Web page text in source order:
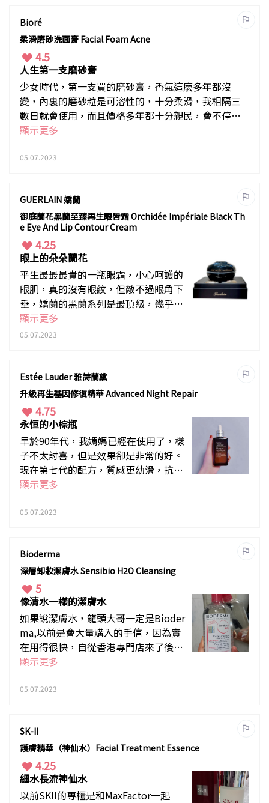
了不少呢！
Bioré
柔滑磨砂洗面膏 Facial Foam Acne
4.5
人生第一支磨砂膏
少女時代，第一支買的磨砂膏，香氣這麽多年都沒
變，內裏的磨砂粒是可溶性的，十分柔滑，我相隔三
數日就會使用，而且價格多年都十分親民，會不停回
購的產品。
顯示更多
05.07.2023
GUERLAIN 嬌蘭
御庭蘭花黑蘭至臻再生眼唇霜 Orchidée Impériale Black Th
e Eye And Lip Contour Cream
4.25
眼上的朵朵蘭花
平生最最最貴的一瓶眼霜，小心呵護的
眼肌，真的沒有眼紋，但敵不過眼角下
垂，嬌蘭的黑蘭系列是最頂級，幾乎可
以說是起死回生必用，質感是濃稠的，
只需點一點點的份量，在眼尾輕輕往上
下了功夫，能為大家帶來放鬆愉悅的效
果，如果不想做醫美，不妨考慮
顯示更多
05.07.2023
Estée Lauder 雅詩蘭黛
升級再生基因修復精華 Advanced Night Repair
4.75
永恒的小棕瓶
早於90年代，我媽媽已經在使用了，樣
子不太討喜，但是效果卻是非常的好。
現在第七代的配方，質感更幼滑，抗衰
老成份更多，很喜歡它們一直在原有配
步。如果在使用前用micro essence,會
顯示更多
05.07.2023
Bioderma
深層卸妝潔膚水 Sensibio H2O Cleansing
5
像清水一樣的潔膚水
如果說潔膚水，龍頭大哥一定是Bioder
ma,以前是會大量購入的手信，因為實
在用得很快，自從香港專門店來了後，
價格愈來愈實惠。如果淡妝可以直接用
落妝油後，再用它抹多一遍臉會更乾
顯示更多
05.07.2023
SK-II
護膚精華（神仙水）Facial Treatment Essence
4.25
細水長流神仙水
以前SKII的專櫃是和MaxFactor一起